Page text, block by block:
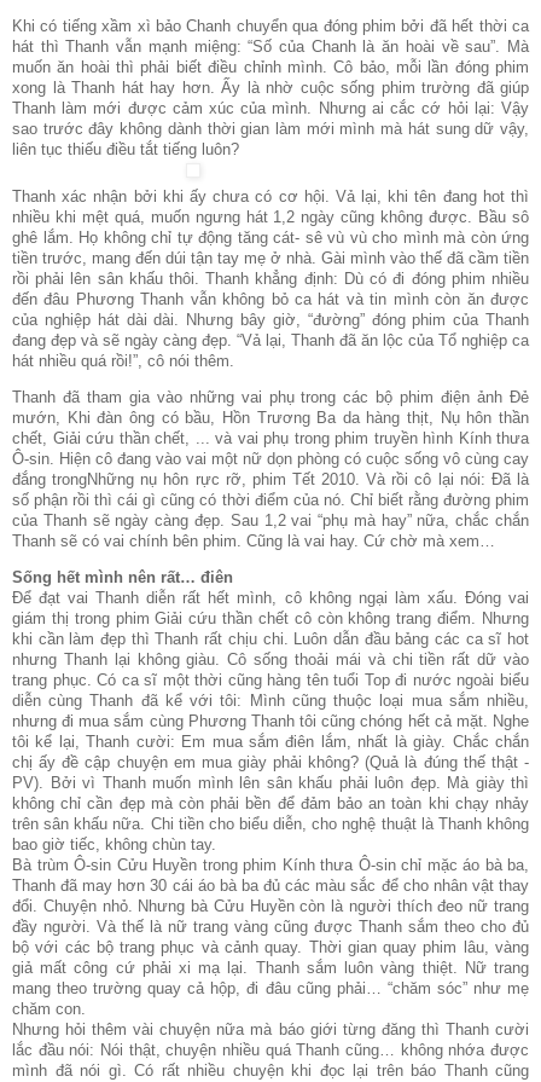
Khi có tiếng xầm xì bảo Chanh chuyển qua đóng phim bởi đã hết thời ca
hát thì Thanh vẫn mạnh miệng: “Số của Chanh là ăn hoài về sau”. Mà
muốn ăn hoài thì phải biết điều chỉnh mình. Cô bảo, mỗi lần đóng phim
xong là Thanh hát hay hơn. Ấy là nhờ cuộc sống phim trường đã giúp
Thanh làm mới được cảm xúc của mình. Nhưng ai cắc cớ hỏi lại: Vậy
sao trước đây không dành thời gian làm mới mình mà hát sung dữ vậy,
liên tục thiếu điều tắt tiếng luôn?
Thanh xác nhận bởi khi ấy chưa có cơ hội. Vả lại, khi tên đang hot thì
nhiều khi mệt quá, muốn ngưng hát 1,2 ngày cũng không được. Bầu sô
ghê lắm. Họ không chỉ tự động tăng cát- sê vù vù cho mình mà còn ứng
tiền trước, mang đến dúi tận tay mẹ ở nhà. Gài mình vào thế đã cầm tiền
rồi phải lên sân khấu thôi. Thanh khẳng định: Dù có đi đóng phim nhiều
đến đâu Phương Thanh vẫn không bỏ ca hát và tin mình còn ăn được
của nghiệp hát dài dài. Nhưng bây giờ, “đường” đóng phim của Thanh
đang đẹp và sẽ ngày càng đẹp. “Vả lại, Thanh đã ăn lộc của Tổ nghiệp ca
hát nhiều quá rồi!”, cô nói thêm.
Thanh đã tham gia vào những vai phụ trong các bộ phim điện ảnh Đẻ
mướn, Khi đàn ông có bầu, Hồn Trương Ba da hàng thịt, Nụ hôn thần
chết, Giải cứu thần chết, ... và vai phụ trong phim truyền hình Kính thưa
Ô-sin. Hiện cô đang vào vai một nữ dọn phòng có cuộc sống vô cùng cay
đắng trongNhững nụ hôn rực rỡ, phim Tết 2010. Và rồi cô lại nói: Đã là
số phận rồi thì cái gì cũng có thời điểm của nó. Chỉ biết rằng đường phim
của Thanh sẽ ngày càng đẹp. Sau 1,2 vai “phụ mà hay” nữa, chắc chắn
Thanh sẽ có vai chính bên phim. Cũng là vai hay. Cứ chờ mà xem…
Sống hết mình nên rất… điên
Để đạt vai Thanh diễn rất hết mình, cô không ngại làm xấu. Đóng vai
giám thị trong phim Giải cứu thần chết cô còn không trang điểm. Nhưng
khi cần làm đẹp thì Thanh rất chịu chi. Luôn dẫn đầu bảng các ca sĩ hot
nhưng Thanh lại không giàu. Cô sống thoải mái và chi tiền rất dữ vào
trang phục. Có ca sĩ một thời cũng hàng tên tuổi Top đi nước ngoài biểu
diễn cùng Thanh đã kể với tôi: Mình cũng thuộc loại mua sắm nhiều,
nhưng đi mua sắm cùng Phương Thanh tôi cũng chóng hết cả mặt. Nghe
tôi kể lại, Thanh cười: Em mua sắm điên lắm, nhất là giày. Chắc chắn
chị ấy đề cập chuyện em mua giày phải không? (Quả là đúng thế thật -
PV). Bởi vì Thanh muốn mình lên sân khấu phải luôn đẹp. Mà giày thì
không chỉ cần đẹp mà còn phải bền để đảm bảo an toàn khi chạy nhảy
trên sân khấu nữa. Chi tiền cho biểu diễn, cho nghệ thuật là Thanh không
bao giờ tiếc, không chùn tay.
Bà trùm Ô-sin Cửu Huyền trong phim Kính thưa Ô-sin chỉ mặc áo bà ba,
Thanh đã may hơn 30 cái áo bà ba đủ các màu sắc để cho nhân vật thay
đổi. Chuyện nhỏ. Nhưng bà Cửu Huyền còn là người thích đeo nữ trang
đầy người. Và thế là nữ trang vàng cũng được Thanh sắm theo cho đủ
bộ với các bộ trang phục và cảnh quay. Thời gian quay phim lâu, vàng
giả mất công cứ phải xi mạ lại. Thanh sắm luôn vàng thiệt. Nữ trang
mang theo trường quay cả hộp, đi đâu cũng phải… “chăm sóc” như mẹ
chăm con.
Nhưng hỏi thêm vài chuyện nữa mà báo giới từng đăng thì Thanh cười
lắc đầu nói: Nói thật, chuyện nhiều quá Thanh cũng… không nhớa được
mình đã nói gì. Có rất nhiều chuyện khi đọc lại trên báo Thanh cũng